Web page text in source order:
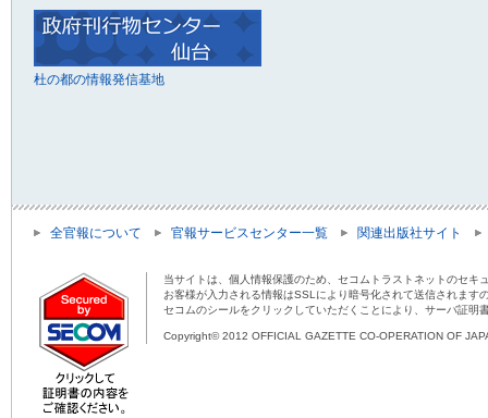
杜の都の情報発信基地
全官報について 官報サービスセンター一覧 関連出版社サイト
当サイトは、個人情報保護のため、セコムトラストネットのセキ
お客様が入力される情報はSSLにより暗号化されて送信されま
セコムのシールをクリックしていただくことにより、サーバ証明
Copyright© 2012 OFFICIAL GAZETTE CO-OPERATION OF